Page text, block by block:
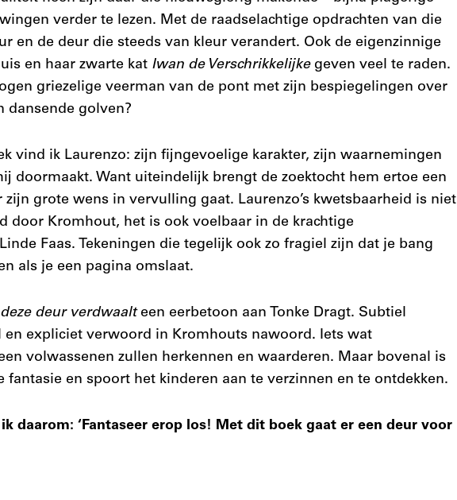
verder te lezen. Met de raadselachtige opdrachten van die
en de deur die steeds van kleur verandert. Ook de eigenzinnige
en haar zwarte kat Iwan de Verschrikkelijkegeven veel te raden.
griezelige veerman van de pont met zijn bespiegelingen over
dansende golven?
vind ik Laurenzo: zijn fijngevoelige karakter, zijn waarnemingen
doormaakt. Want uiteindelijk brengt de zoektocht hem ertoe een
grote wens in vervulling gaat. Laurenzo’s kwetsbaarheid is niet
door Kromhout, het is ook voelbaar in de krachtige
Faas. Tekeningen die tegelijk ook zo fragiel zijn dat je bang
als je een pagina omslaat.
deur verdwaalteen eerbetoon aan Tonke Dragt. Subtiel
en expliciet verwoord in Kromhouts nawoord. Iets wat
volwassenen zullen herkennen en waarderen. Maar bovenal is
fantasie en spoort het kinderen aan te verzinnen en te ontdekken.
daarom: ‘Fantaseer erop los! Met dit boek gaat er een deur voor